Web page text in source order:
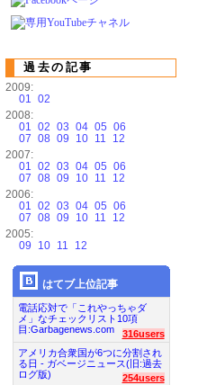
過去の記事
2009:
01 02
2008:
01 02 03 04 05 06
07 08 09 10 11
12
2007:
01 02 03 04 05 06
07 08 09 10 11
12
2006:
01 02 03 04 05 06
07 08 09 10 11
12
2005:
09
10 11 12
はてブ上位記事
電話応対で「これやっちゃダ
メ」なチェックリスト10項
目:Garbagenews.com
316users
アメリカ合衆国が6つに分割され
る日 - ガベージニュース(旧:過去
ログ版)
254users